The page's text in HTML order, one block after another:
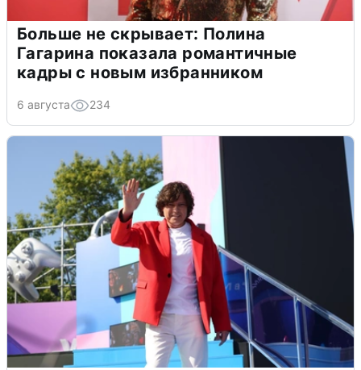
Больше не скрывает: Полина
Гагарина показала романтичные
кадры с новым избранником
6 августа 234